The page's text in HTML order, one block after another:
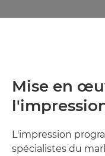
Mise en
L'impression
spécialistes du